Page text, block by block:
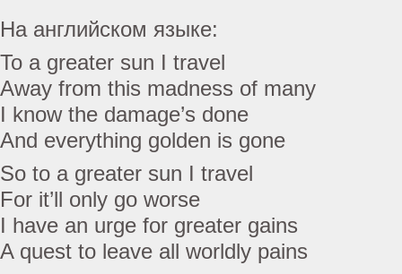
На английском языке:
To a greater sun I travel
Away from this madness of many
I know the damage’s done
And everything golden is gone
So to a greater sun I travel
For it’ll only go worse
I have an urge for greater gains
A quest to leave all worldly pains